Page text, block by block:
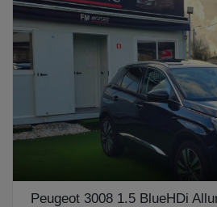
Peugeot 3008 1.5 BlueHDi